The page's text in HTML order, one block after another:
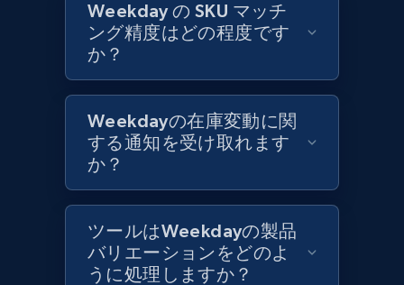
Zara - Products - discovery by category url
Category id, Product id, Product name, Price,
Currency, Colour code, Colour, Description, and
more.
1.2K+ 208+ 今すぐ始める
Best Buy products
URL, Product id, Title, Images, Final price,
Currency, Discount, Initial price, and more.
Weekday の SKU マッチ
ング精度はどの程度です
か？
Weekdayの在庫変動に関
する通知を受け取れます
か？
ツールはWeekdayの製品
バリエーションをどのよ
うに処理しますか？